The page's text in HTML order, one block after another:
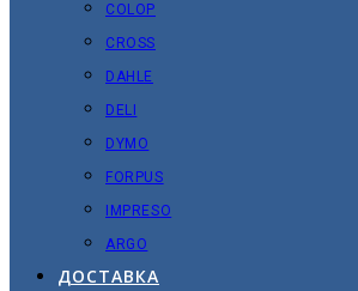
COLOP
CROSS
DAHLE
DELI
DYMO
FORPUS
IMPRESO
ARGO
ДОСТАВКА